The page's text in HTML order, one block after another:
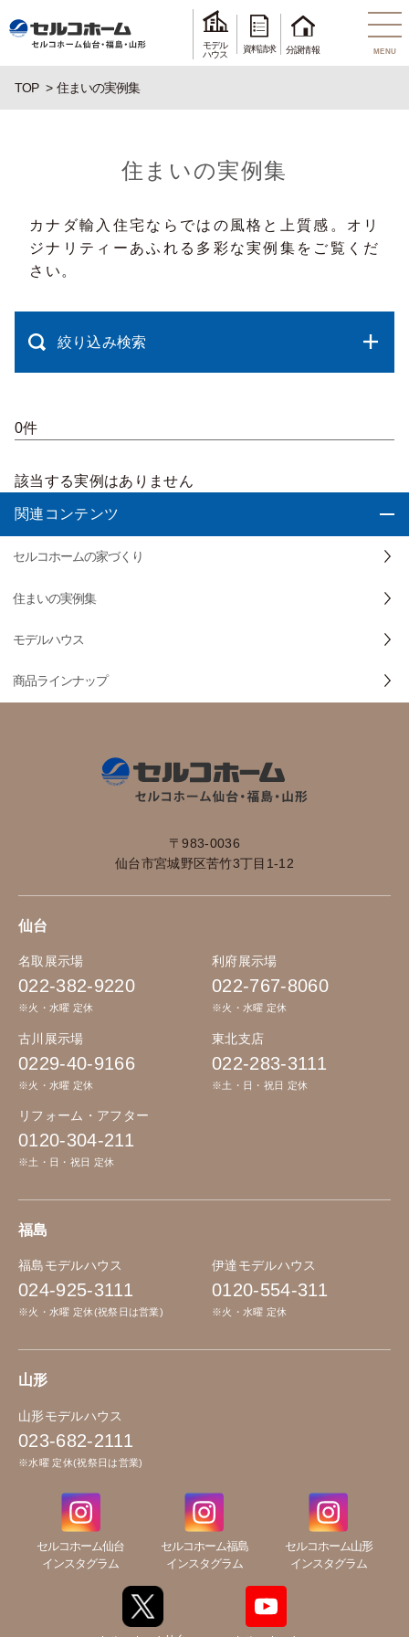
モデル
ハウス
資料請求 分譲情報 MENU
TOP 住まいの実例集
住まいの実例集
カナダ輸入住宅ならではの風格と上質感。オリ
ジナリティーあふれる多彩な実例集をご覧くだ
さい。
絞り込み検索
0件
該当する実例はありません
関連コンテンツ
セルコホームの家づくり
住まいの実例集
モデルハウス
商品ラインナップ
〒983-0036
仙台市宮城野区苦竹3丁目1-12
仙台
名取展示場
022-382-9220
※火・水曜 定休
利府展示場
022-767-8060
※火・水曜 定休
古川展示場
0229-40-9166
※火・水曜 定休
東北支店
022-283-3111
※土・日・祝日 定休
リフォーム・アフター
0120-304-211
※土・日・祝日 定休
福島
福島モデルハウス
024-925-3111
※火・水曜 定休(祝祭日は営業)
伊達モデルハウス
0120-554-311
※火・水曜 定休
山形
山形モデルハウス
023-682-2111
※水曜 定休(祝祭日は営業)
セルコホーム仙台
インスタグラム
セルコホーム福島
インスタグラム
セルコホーム山形
インスタグラム